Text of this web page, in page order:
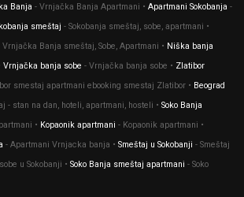
Banja - Vrnjačka Banja Apartmani • Apartmani Sokobanja -
smeštaj - Sokobanja smeštaj, sobe, apartmani •
Vrnjačka Banja smeštaj, Sobe, Apartmani • Niška banja
Vrnjačka banja sobe - Vrnjačka banja sobe • Zlatibor
smestaj apartmani ebooking smestaj Zlatibor • Beograd
- stan na dan, hoteli, apartmani, hosteli • Soko Banja
• Kopaonik apartmani - Kopaonik apartmani •
- Apartmani Vrnjacka banja • Smeštaj u Sokobanji - Smeštaj
u Sokobanji • Soko Banja smeštaj apartmani - Soko